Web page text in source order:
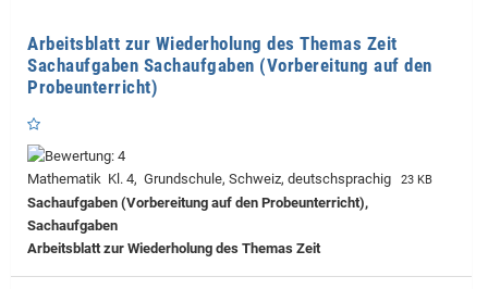
Arbeitsblatt zur Wiederholung des Themas Zeit
Sachaufgaben Sachaufgaben (Vorbereitung auf den
Probeunterricht)
Mathematik Kl. 4, Grundschule, Schweiz, deutschsprachig 23 KB
Sachaufgaben (Vorbereitung auf den Probeunterricht),
Sachaufgaben
Arbeitsblatt zur Wiederholung des Themas Zeit